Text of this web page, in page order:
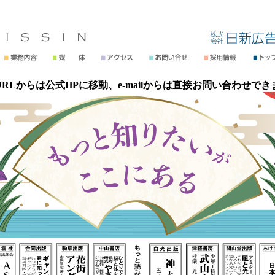
からは公式HPに移動、e-mailからは直接お問い合わせでき